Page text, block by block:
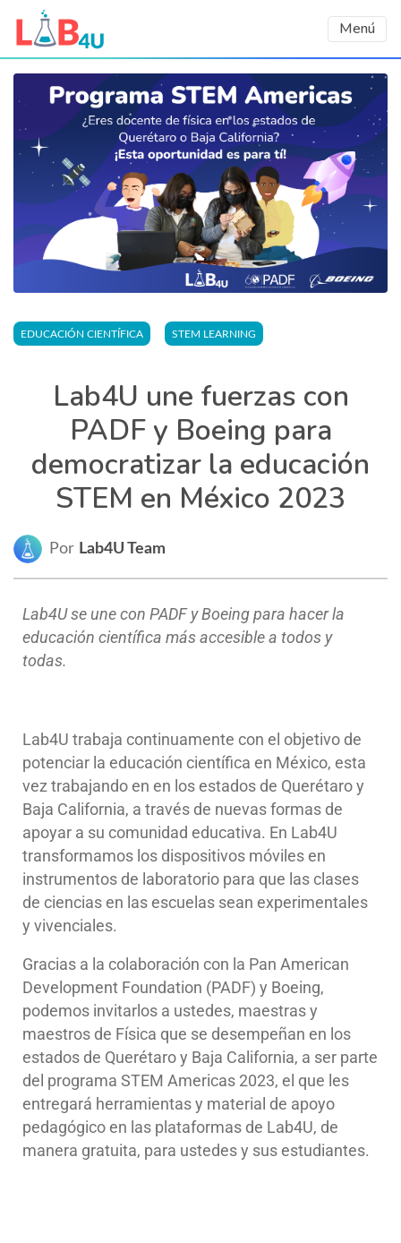
Menú
EDUCACIÓN CIENTÍFICA STEM LEARNING
Lab4U une fuerzas con
PADF y Boeing para
democratizar la educación
STEM en México 2023
Por Lab4U Team
Lab4U se une con PADF y Boeing para hacer la
educación científica más accesible a todos y
todas.
Lab4U trabaja continuamente con el objetivo de
potenciar la educación científica en México, esta
vez trabajando en en los estados de Querétaro y
Baja California, a través de nuevas formas de
apoyar a su comunidad educativa. En Lab4U
transformamos los dispositivos móviles en
instrumentos de laboratorio para que las clases
de ciencias en las escuelas sean experimentales
y vivenciales.
Gracias a la colaboración con la Pan American
Development Foundation (PADF) y Boeing,
podemos invitarlos a ustedes, maestras y
maestros de Física que se desempeñan en los
estados de Querétaro y Baja California, a ser parte
del programa STEM Americas 2023, el que les
entregará herramientas y material de apoyo
pedagógico en las plataformas de Lab4U, de
manera gratuita, para ustedes y sus estudiantes.